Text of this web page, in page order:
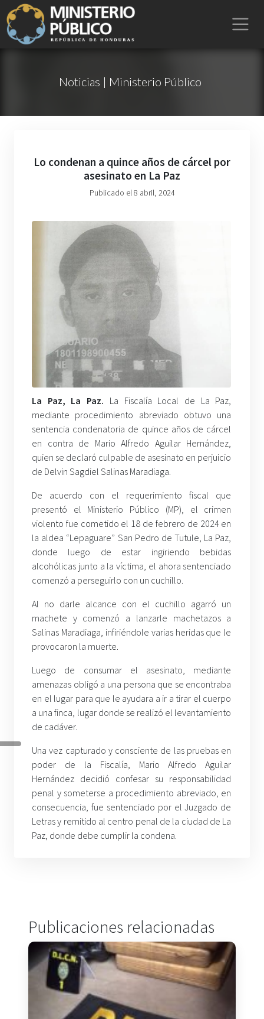
Noticias | Ministerio Público
Lo condenan a quince años de cárcel por
asesinato en La Paz
Publicado el 8 abril, 2024
La Paz, La Paz. La Fiscalía Local de La Paz,
mediante procedimiento abreviado obtuvo una
sentencia condenatoria de quince años de cárcel
en contra de Mario Alfredo Aguilar Hernández,
quien se declaró culpable de asesinato en perjuicio
de Delvin Sagdiel Salinas Maradiaga.
De acuerdo con el requerimiento fiscal que
presentó el Ministerio Público (MP), el crimen
violento fue cometido el 18 de febrero de 2024 en
la aldea “Lepaguare” San Pedro de Tutule, La Paz,
donde luego de estar ingiriendo bebidas
alcohólicas junto a la víctima, el ahora sentenciado
comenzó a perseguirlo con un cuchillo.
Al no darle alcance con el cuchillo agarró un
machete y comenzó a lanzarle machetazos a
Salinas Maradiaga, infiriéndole varias heridas que le
provocaron la muerte.
Luego de consumar el asesinato, mediante
amenazas obligó a una persona que se encontraba
en el lugar para que le ayudara a ir a tirar el cuerpo
a una finca, lugar donde se realizó el levantamiento
de cadáver.
Una vez capturado y consciente de las pruebas en
poder de la Fiscalía, Mario Alfredo Aguilar
Hernández decidió confesar su responsabilidad
penal y someterse a procedimiento abreviado, en
consecuencia, fue sentenciado por el Juzgado de
Letras y remitido al centro penal de la ciudad de La
Paz, donde debe cumplir la condena.
Publicaciones relacionadas